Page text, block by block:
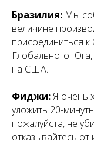
Бразилия: Мы
величине
присоединиться
Глобального Юга,
на США.
Фиджи:Я очень
уложить 20-
пожалуйста, не
отказывайтесь